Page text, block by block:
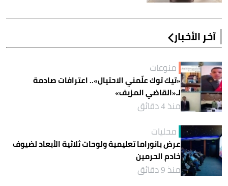
آخر الأخبار
منوعات
«تيك توك علّمني الاحتيال».. اعترافات صادمة
لـ«القاضي المزيف»
منذ 4 دقائق
محليات
عرض بانوراما تعليمية ولوحات ثلاثية الأبعاد لضيوف
خادم الحرمين
منذ 9 دقائق